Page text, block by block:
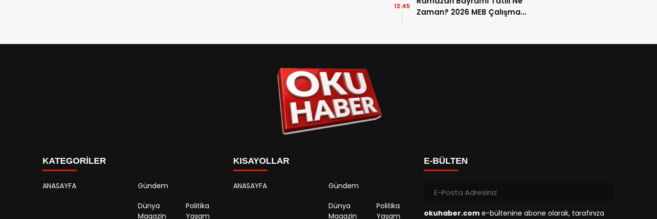
Zaman? 2026 MEB Çalışma
13:45
KATEGORİLER
ANASAYFA Gündem
Dünya
Politika
Magazin
Yaşam
KISAYOLLAR
ANASAYFA Gündem
Dünya
Politika
Magazin
Yaşam
E-BÜLTEN
okuhaber.com e-bültenine abone olarak, tarafınıza